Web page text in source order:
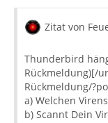
Zitat von
Thunderbird
Rückmeldung)[/
Rückmeldung/
a) Welchen
b) Scannt Dein